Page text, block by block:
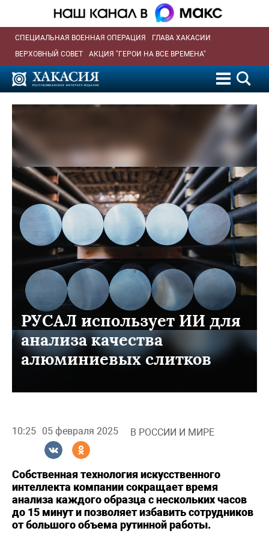
СПЕЦИАЛЬНАЯ ВОЕННАЯ ОПЕРАЦИЯ
ГЛАВА ХАКАСИИ
ВЕРХОВНЫЙ СОВЕТ
АКЦИЯ "ГЕРОИ НА ВСЕ ВРЕМЕНА"
РУСАЛ использует ИИ для
анализа качества
алюминиевых слитков
10:25 05 февраля 2025 В РОССИИ И МИРЕ
Собственная технология искусственного
интеллекта компании сокращает время
анализа каждого образца с нескольких часов
до 15 минут и позволяет избавить сотрудников
от большого объема рутинной работы.